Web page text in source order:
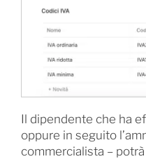
Il dipendente che ha
oppure in seguito
commercialista –